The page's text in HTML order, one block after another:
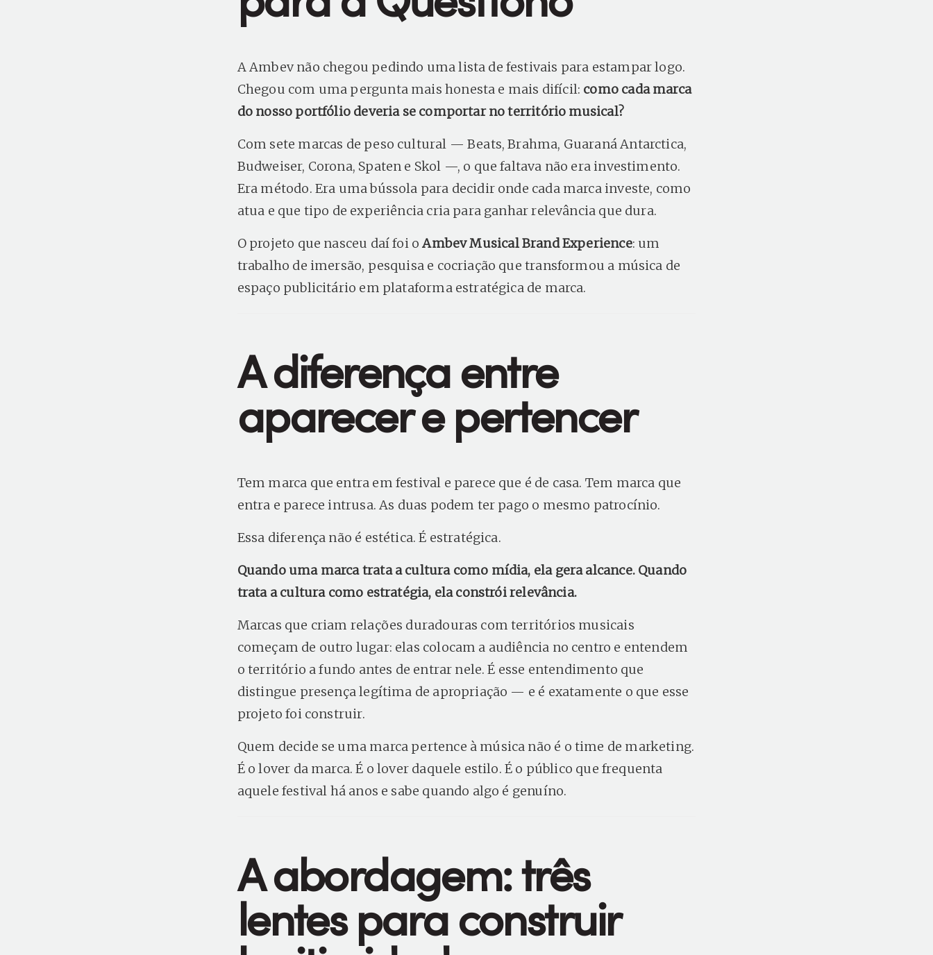
A Ambev não chegou pedindo uma lista de festivais para estampar logo.
Chegou com uma pergunta mais honesta e mais difícil: como cada marca
do nosso portfólio deveria se comportar no território musical?
Com sete marcas de peso cultural — Beats, Brahma, Guaraná Antarctica,
Budweiser, Corona, Spaten e Skol —, o que faltava não era investimento.
Era método. Era uma bússola para decidir onde cada marca investe, como
atua e que tipo de experiência cria para ganhar relevância que dura.
O projeto que nasceu daí foi oAmbev Musical Brand Experience: um
trabalho de imersão, pesquisa e cocriação que transformou a música de
espaço publicitário em plataforma estratégica de marca.
A diferença entre
aparecer e pertencer
Tem marca que entra em festival e parece que é de casa. Tem marca que
entra e parece intrusa. As duas podem ter pago o mesmo patrocínio.
Essa diferença não é estética. É estratégica.
Quando uma marca trata a cultura como mídia, ela gera alcance. Quando
trata a cultura como estratégia, ela constrói relevância.
Marcas que criam relações duradouras com territórios musicais
começam de outro lugar: elas colocam a audiência no centro e entendem
o território a fundo antes de entrar nele. É esse entendimento que
distingue presença legítima de apropriação — e é exatamente o que esse
projeto foi construir.
Quem decide se uma marca pertence à música não é o time de marketing.
É o lover da marca. É o lover daquele estilo. É o público que frequenta
aquele festival há anos e sabe quando algo é genuíno.
A abordagem: três
lentes para construir